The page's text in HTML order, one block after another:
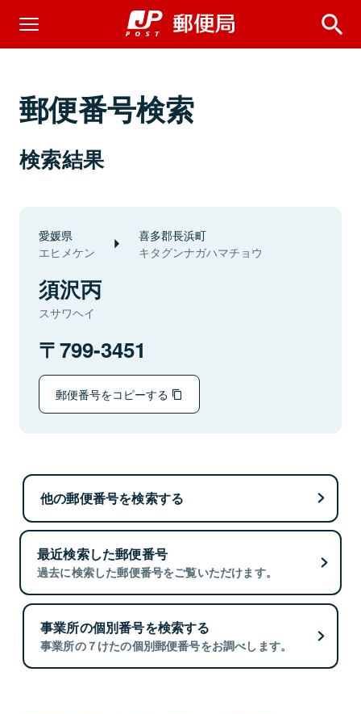
郵便番号検索
検索結果
愛媛県
エヒメケン
喜多郡長浜町
キタグンナガハマチョウ
須沢丙
スサワヘイ
799-3451
郵便番号をコピーする
他の郵便番号を検索する
最近検索した郵便番号
過去に検索した郵便番号をご覧いただけます。
事業所の個別番号を検索する
事業所の７けたの個別郵便番号をお調べします。